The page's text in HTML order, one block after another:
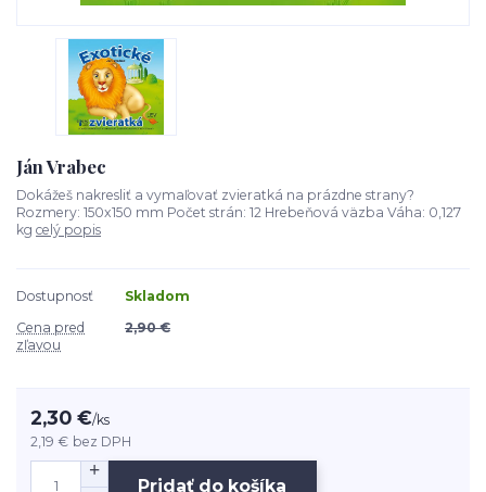
Ján Vrabec
Dokážeš nakresliť a vymaľovať zvieratká na prázdne strany?
Rozmery: 150x150 mm Počet strán: 12 Hrebeňová väzba Váha: 0,127
kg celý popis
Dostupnosť
Skladom
Cena pred
zľavou
2,90 €
2,30 €/ks
2,19 € bez DPH
Pridať do košíka